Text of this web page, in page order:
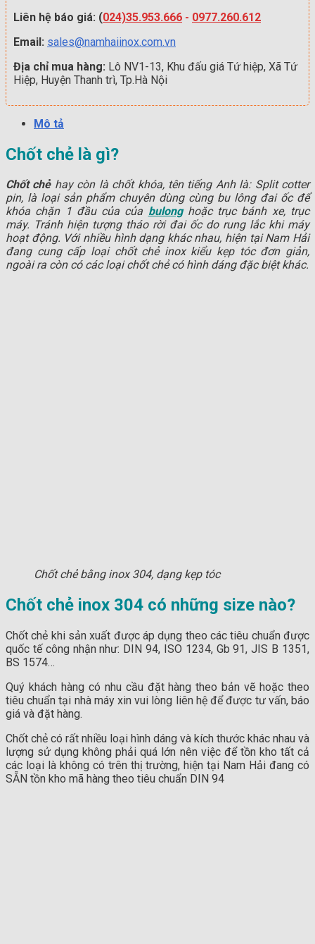
Liên hệ báo giá: (024)35.953.666 - 0977.260.612
Email: sales@namhaiinox.com.vn
Địa chỉ mua hàng: Lô NV1-13, Khu đấu giá Tứ hiệp, Xã Tứ
Hiệp, Huyện Thanh trì, Tp.Hà Nội
Mô tả
Chốt chẻ là gì?
Chốt chẻhay còn là chốt khóa, tên tiếng Anh là: Split cotter
pin, là loại sản phẩm chuyên dùng cùng bu lông đai ốc để
khóa chặn 1 đầu của của bulonghoặc trục bánh xe, trục
máy. Tránh hiện tượng tháo rời đai ốc do rung lắc khi máy
hoạt động. Với nhiều hình dạng khác nhau, hiện tại Nam Hải
đang cung cấp loại chốt chẻ inox kiểu kẹp tóc đơn giản,
ngoài ra còn có các loại chốt chẻ có hình dáng đặc biệt khác.
Chốt chẻ bằng inox 304, dạng kẹp tóc
Chốt chẻ inox 304 có những size nào?
Chốt chẻ khi sản xuất được áp dụng theo các tiêu chuẩn được
quốc tế công nhận như: DIN 94, ISO 1234, Gb 91, JIS B 1351,
BS 1574…
Quý khách hàng có nhu cầu đặt hàng theo bản vẽ hoặc theo
tiêu chuẩn tại nhà máy xin vui lòng liên hệ để được tư vấn, báo
giá và đặt hàng.
Chốt chẻ có rất nhiều loại hình dáng và kích thước khác nhau và
lượng sử dụng không phải quá lớn nên việc để tồn kho tất cả
các loại là không có trên thị trường, hiện tại Nam Hải đang có
SẴN tồn kho mã hàng theo tiêu chuẩn DIN 94